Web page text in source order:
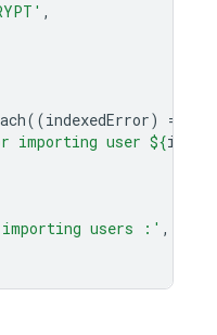
,
((indexedError) =
importing user ${
users :' ,